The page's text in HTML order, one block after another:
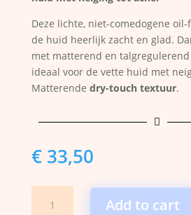
Deze lichte, niet-comedogene
de huid heerlijk zacht en glad.
met matterend en
ideaal voor de vette huid met
Matterende dry-touch textuur.

€33,50
Add to cart